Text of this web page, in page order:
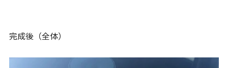
完成後（全体）